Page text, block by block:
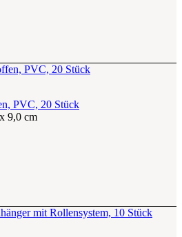
PVC, 20 Stück
9,0 cm